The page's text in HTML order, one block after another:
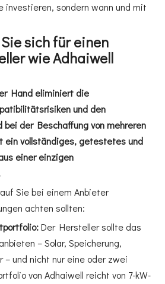
investieren, sondern wann und mit
sich für einen
wie Adhaiwell
Hand eliminiert die
und den
bei der Beschaffung von mehreren
ein vollständiges, getestetes und
einer einzigen
Sie bei einem Anbieter
achten sollten:
Der Hersteller sollte das
– Solar, Speicherung,
– und nicht nur eine oder zwei
von Adhaiwell reicht von 7-kW-